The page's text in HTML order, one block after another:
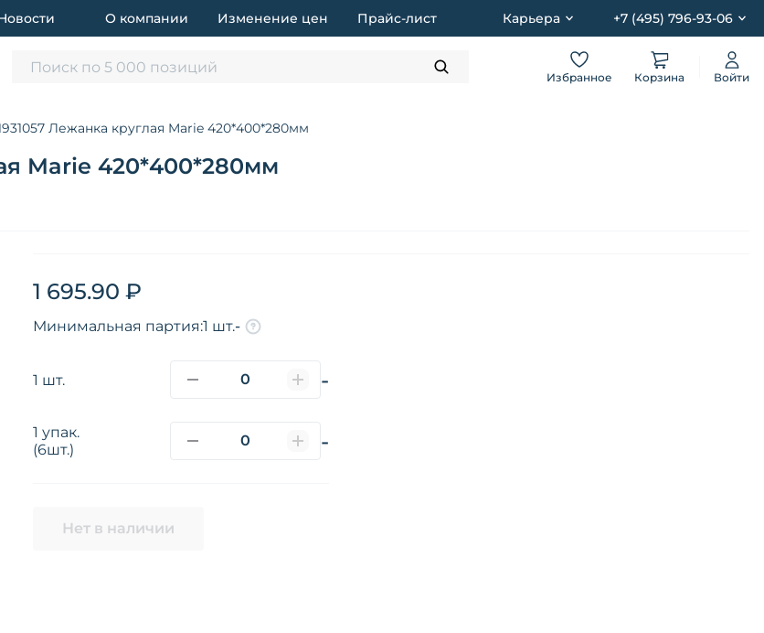
О компании Изменение цен Прайс-лист Карьера +7 (495) 796-93-06
Поиск по 5 000 позиций
Избранное Корзина Войти
Лежанка круглая Marie 420*400*280мм
Marie 420*400*280мм
1 695.90 ₽
Минимальная партия:1 шт.-
1 шт. -
1 упак.
(6шт.)
-
Нет в наличии